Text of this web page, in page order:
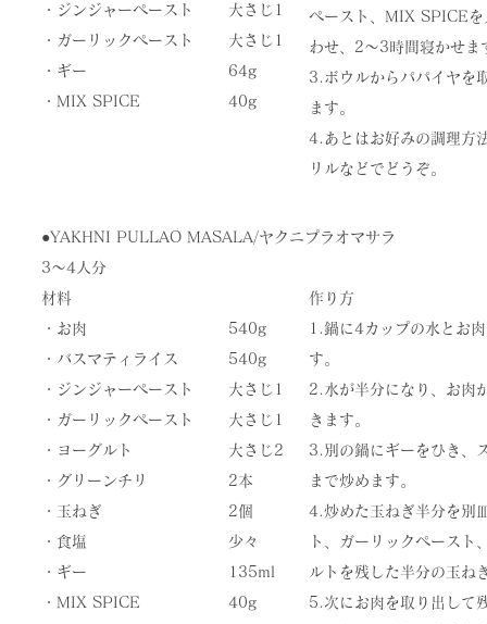
・ジンジャーペースト
・ガーリックペースト
・ギー
​・MIX SPICE
大さじ1
大さじ1
64g
​40g
ペースト、MIX SPICEを
わせ、2〜3時間寝かせま
3.ボウルからパパイヤを
ます。
4.あとはお好みの調理方
リルなどでどうぞ。
●YAKHNI PULLAO MASALA/ヤクニプラオマサラ
3〜4人分
材料
・お肉
・バスマティライス
・ジンジャーペースト
・ガーリックペースト
・ヨーグルト
・グリーンチリ
・玉ねぎ
・食塩
・ギー
・​MIX SPICE
540g
540g
大さじ1
大さじ1
大さじ2
2本
2個
少々
135ml
​40g
作り方
1.鍋に4カップの水とお
す。
2.水が半分になり、お肉
きます。
3.別の鍋にギーをひき、
まで炒めます。
4.炒めた玉ねぎ半分を別
ト、ガーリックペースト
ルトを残した半分の玉ね
5.次にお肉を取り出して